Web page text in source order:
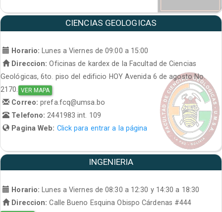
CIENCIAS GEOLOGICAS
Horario: Lunes a Viernes de 09:00 a 15:00
Direccion: Oficinas de kardex de la Facultad de Ciencias
Geológicas, 6to. piso del edificio HOY Avenida 6 de agosto No.
2170. VER MAPA
Correo:prefa.fcq@umsa.bo
Telefono:2441983 int. 109
Pagina Web: Click para entrar a la página
INGENIERIA
Horario:
Lunes a Viernes de 08:30 a 12:30 y 14:30 a 18:30
Direccion: Calle Bueno Esquina Obispo Cárdenas #444